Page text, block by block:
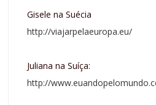
Gisele na Suécia
http://viajarpelaeuropa.eu/
Juliana na Suíça:
http://